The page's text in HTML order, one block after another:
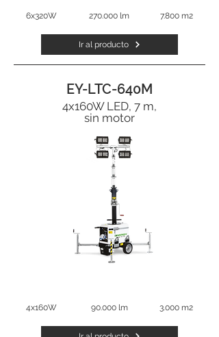
6x320W 270.000 lm 7.800 m2
Ir al producto
EY-LTC-640M
4x160W LED, 7 m,
sin motor
4x160W 90.000 lm 3.000 m2